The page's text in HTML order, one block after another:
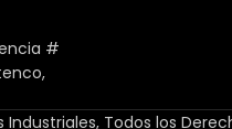
#
Todos los